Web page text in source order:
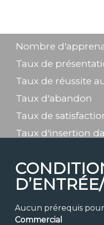
Nombre
Taux de
Taux de réussite
Taux d'abandon
Taux de
Taux d'insertion
Aucun prérequis
Commercial